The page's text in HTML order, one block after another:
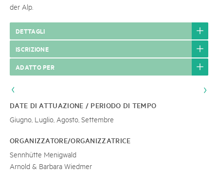
der Alp.
DETTAGLI
ISCRIZIONE
ADATTO PER
DATE DI ATTUAZIONE / PERIODO DI TEMPO
Giugno, Luglio, Agosto, Settembre
ORGANIZZATORE/ORGANIZZATRICE
Sennhütte Menigwald
Arnold & Barbara Wiedmer